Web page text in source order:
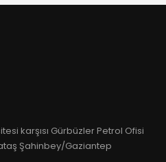
karşısı Gürbüzler Petrol Ofisi
Şahinbey/Gaziantep